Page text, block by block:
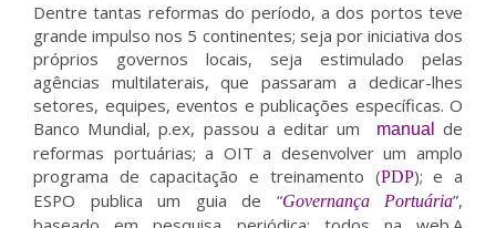
Dentre tantas reformas do período, a dos portos teve
grande impulso nos 5 continentes; seja por iniciativa dos
próprios governos locais, seja estimulado pelas
agências multilaterais, que passaram a dedicar-lhes
setores, equipes, eventos e publicações específicas. O
Banco Mundial, p.ex, passou a editar um
manual
de
reformas portuárias; a OIT a desenvolver um amplo
programa de capacitação e treinamento (PDP); e a
ESPO publica um guia de “Governança Portuária”,